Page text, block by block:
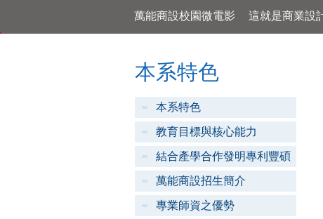
萬能商設校園微電影
這就是商業設
本系特色
本系特色
教育目標與核心能力
結合產學合作發明專利豐碩
萬能商設招生簡介
專業師資之優勢